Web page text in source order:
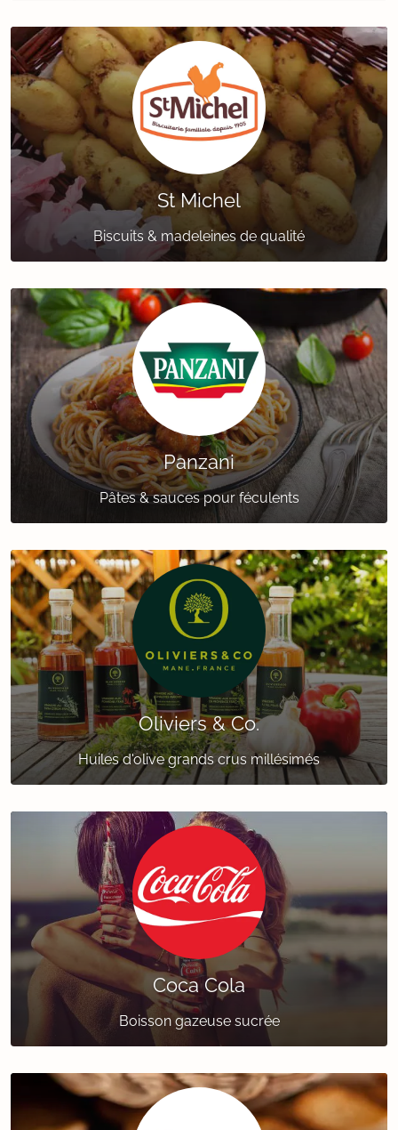
St Michel
Biscuits & madeleines de qualité
Panzani
Pâtes & sauces pour féculents
Oliviers & Co.
Huiles d'olive grands crus millésimés
Coca Cola
Boisson gazeuse sucrée